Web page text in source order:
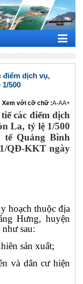
điểm dịch vụ,
500
Xem với cỡ chữ :A-AA+
các điểm dịch
La, tỷ lệ 1/500
Quảng Bình
QĐ-KKT ngày
hoạch thuộc địa
Hưng, huyện
sau:
sản xuất;
và dân cư hiện